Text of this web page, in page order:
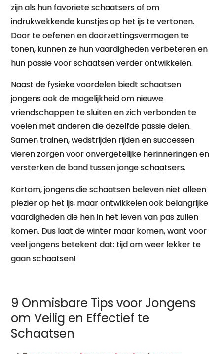
zijn als hun favoriete schaatsers of om
indrukwekkende kunstjes op het ijs te vertonen.
Door te oefenen en doorzettingsvermogen te
tonen, kunnen ze hun vaardigheden verbeteren en
hun passie voor schaatsen verder ontwikkelen.
Naast de fysieke voordelen biedt schaatsen
jongens ook de mogelijkheid om nieuwe
vriendschappen te sluiten en zich verbonden te
voelen met anderen die dezelfde passie delen.
Samen trainen, wedstrijden rijden en successen
vieren zorgen voor onvergetelijke herinneringen en
versterken de band tussen jonge schaatsers.
Kortom, jongens die schaatsen beleven niet alleen
plezier op het ijs, maar ontwikkelen ook belangrijke
vaardigheden die hen in het leven van pas zullen
komen. Dus laat de winter maar komen, want voor
veel jongens betekent dat: tijd om weer lekker te
gaan schaatsen!
9 Onmisbare Tips voor Jongens
om Veilig en Effectief te
Schaatsen